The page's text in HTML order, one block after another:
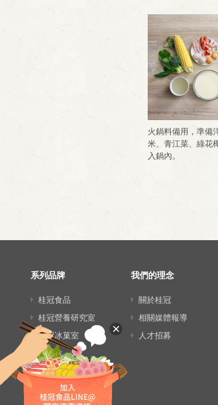
火鍋料備用，準備
米、青江菜、綠花
入鍋內。
系列品牌
桂冠食品
桂冠營養研究室
桂冠冰菓室
愛麵族
我們的理念
關於桂冠
相關媒體報導
人才招募